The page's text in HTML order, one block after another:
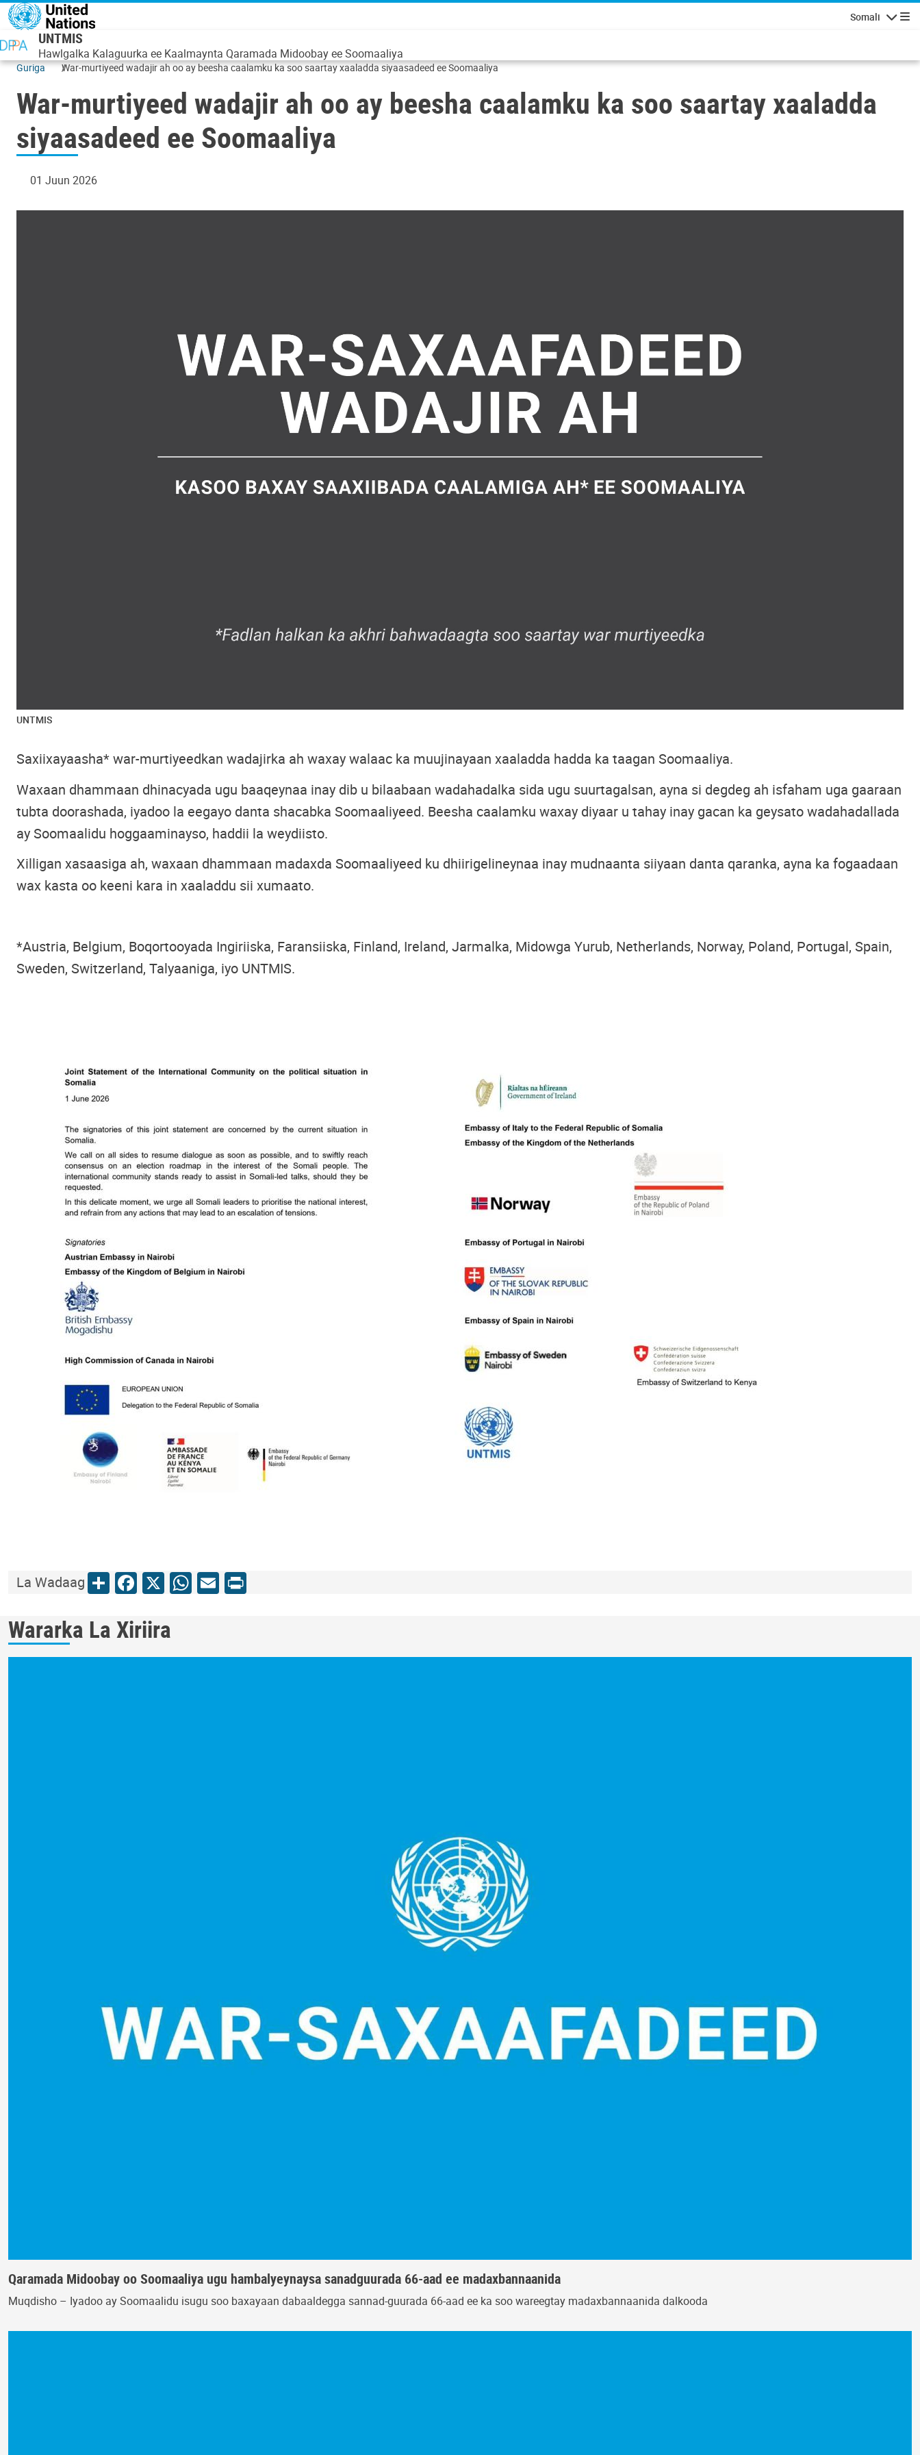
Skip to main content
Somali
UNTMIS
Hawlgalka Kalaguurka ee Kaalmaynta Qaramada Midoobay ee Soomaaliya
Guriga War-murtiyeed wadajir ah oo ay beesha caalamku ka soo saartay xaaladda siyaasadeed ee Soomaaliya
War-murtiyeed wadajir ah oo ay beesha caalamku ka soo saartay xaaladda
siyaasadeed ee Soomaaliya
01 Juun 2026
UNTMIS
Saxiixayaasha* war-murtiyeedkan wadajirka ah waxay walaac ka muujinayaan xaaladda hadda ka taagan Soomaaliya.
Waxaan dhammaan dhinacyada ugu baaqeynaa inay dib u bilaabaan wadahadalka sida ugu suurtagalsan, ayna si degdeg ah isfaham uga gaaraan
tubta doorashada, iyadoo la eegayo danta shacabka Soomaaliyeed. Beesha caalamku waxay diyaar u tahay inay gacan ka geysato wadahadallada
ay Soomaalidu hoggaaminayso, haddii la weydiisto.
Xilligan xasaasiga ah, waxaan dhammaan madaxda Soomaaliyeed ku dhiirigelineynaa inay mudnaanta siiyaan danta qaranka, ayna ka fogaadaan
wax kasta oo keeni kara in xaaladdu sii xumaato.
*Austria, Belgium, Boqortooyada Ingiriiska, Faransiiska, Finland, Ireland, Jarmalka, Midowga Yurub, Netherlands, Norway, Poland, Portugal, Spain,
Sweden, Switzerland, Talyaaniga, iyo UNTMIS.
La WadaagShareFacebook
X WhatsApp
Email
Print
Wararka La Xiriira
Qaramada Midoobay oo Soomaaliya ugu hambalyeynaysa sanadguurada 66-aad ee madaxbannaanida
Muqdisho – Iyadoo ay Soomaalidu isugu soo baxayaan dabaaldegga sannad-guurada 66-aad ee ka soo wareegtay madaxbannaanida dalkooda